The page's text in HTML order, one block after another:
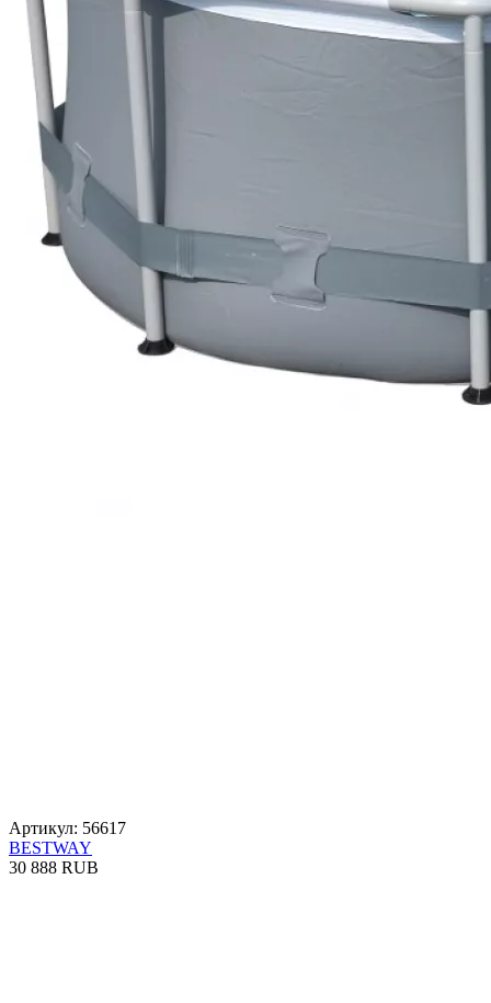
Артикул: 56617
BESTWAY
30 888 RUB